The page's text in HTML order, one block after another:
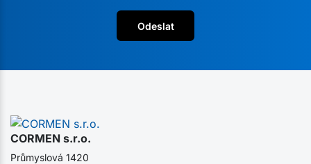
Odeslat
CORMEN s.r.o.
Průmyslová 1420